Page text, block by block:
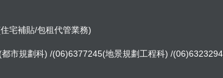
宅補貼/包租代管業務)
規劃科) /(06)6377245(地景規劃工程科) /